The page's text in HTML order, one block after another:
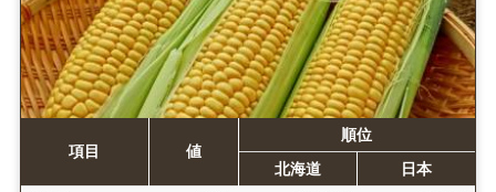
項目 値
順位
北海道
日本